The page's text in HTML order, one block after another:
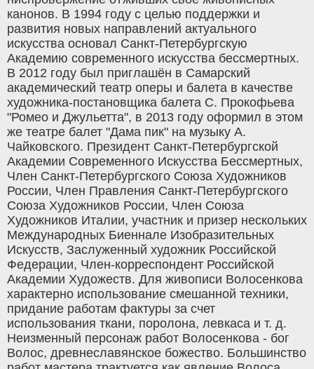
канонов. В 1994 году с целью поддержки и
развития новых направлений актуального
искусства основал Санкт-Петербургскую
Академию современного искусства бессмертных.
В 2012 году был приглашён в Самарский
академический театр оперы и балета в качестве
художника-постановщика балета С. Прокофьева
"Ромео и Джульетта", в 2013 году оформил в этом
же театре балет "Дама пик" на музыку А.
Чайковского. Президент Санкт-Петербургской
Академии Современного Искусства Бессмертных,
Член Санкт-Петербургского Союза Художников
России, Член Правления Санкт-Петербургского
Союза Художников России, Член Союза
Художников Италии, участник и призер нескольких
Международных Биеннале Изобразительных
Искусств, Заслуженный художник Российской
Федерации, Член-корреспондент Российской
Академии Художеств. Для живописи Волосенкова
характерно использование смешанной техники,
придание работам фактуры за счет
использования ткани, поролона, левкаса и т. д.
Неизменный персонаж работ Волосенкова - бог
Волос, древнеславянское божество. Большинство